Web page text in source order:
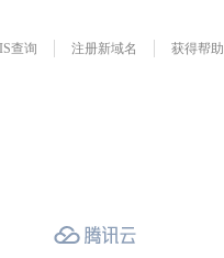
查询 注册新域名 获得帮助